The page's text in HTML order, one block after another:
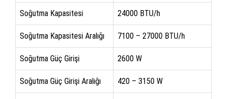
Soğutma Kapasitesi 24000 BTU/h
Soğutma Kapasitesi Aralığı 7100 – 27000 BTU/h
Soğutma Güç Girişi 2600 W
Soğutma Güç Girişi Aralığı 420 – 3150 W